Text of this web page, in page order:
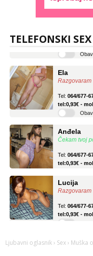
TELEFONSKItel:0,93€ -
Razgovaram :)
tel:0,93€ -
Čekam tvoj
tel:0,93€ -
Razgovaram :)
tel:0,93€ -
Razgovaram
Ljubavni oglasnik › Sex › Muška